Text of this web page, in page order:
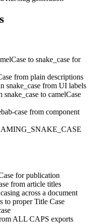
to snake_case for
from plain descriptions
snake_case from UI labels
to camelCase
case from component
for publication
from article titles
across a document
to proper Title Case
ALL CAPS exports